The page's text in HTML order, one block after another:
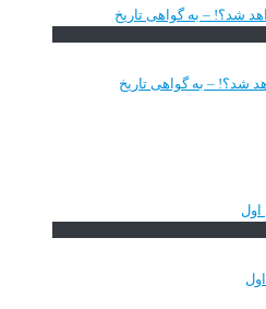
شد؟! – به گواهی تاریخ